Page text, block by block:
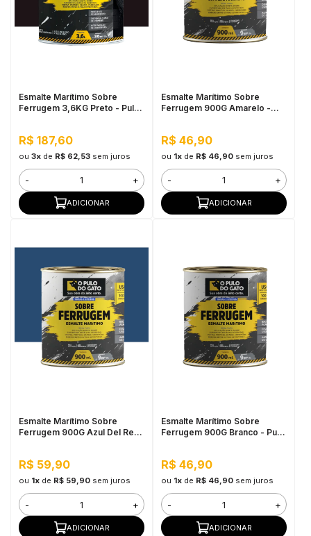
Stone
Esmalte Marítimo Sobre
Ferrugem 3,6KG Preto - Pulo
R$ 187,60
ou 3xde R$ 62,53 sem juros
- +
ADICIONAR
Esmalte Marítimo Sobre
Ferrugem 900G Amarelo -
R$ 46,90
ou 1xde R$ 46,90 sem juros
- +
ADICIONAR
Esmalte Marítimo Sobre
Ferrugem 900G Azul Del Rey
R$ 59,90
ou 1xde R$ 59,90 sem juros
- +
ADICIONAR
Esmalte Marítimo Sobre
Ferrugem 900G Branco - Pulo
R$ 46,90
ou 1xde R$ 46,90 sem juros
- +
ADICIONAR